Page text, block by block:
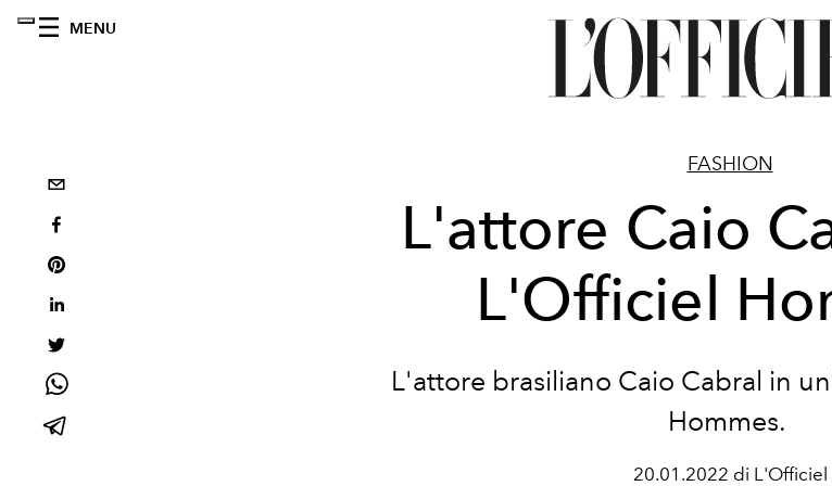
MENU
FASHION
L'attore Caio
L'Officiel
L'attore brasiliano Caio Cabral in
Hommes.
20.01.2022 di L'Officiel